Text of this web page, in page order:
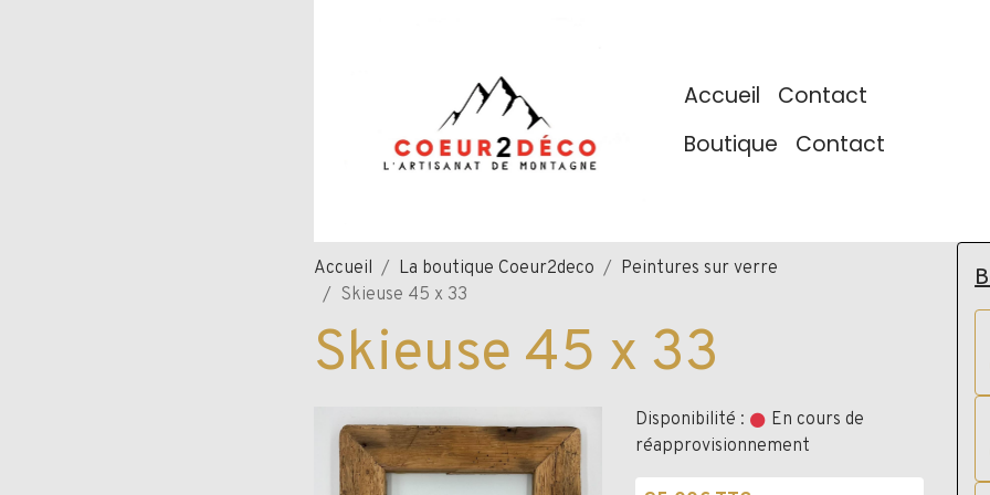
Accueil
Contact
Boutique
Contact
Accueil La boutique Coeur2deco
Peintures sur verre
Skieuse 45 x 33
Skieuse 45 x 33
Disponibilité :
En cours de
réapprovisionnement